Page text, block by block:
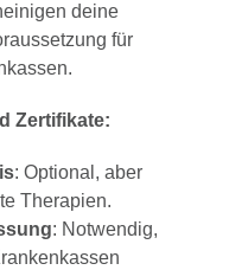
deine
für
Zertifikate:
: Optional, aber
Therapien.
: Notwendig,